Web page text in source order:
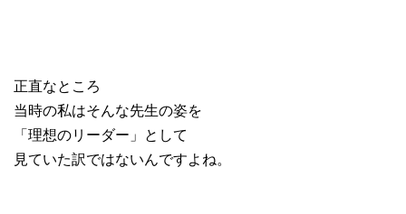
正直なところ
当時の私はそんな先生の姿を
「理想のリーダー」として
見ていた訳ではないんですよね。